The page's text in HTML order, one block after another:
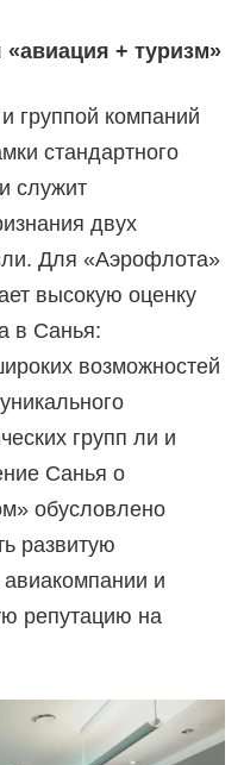
«авиация + туризм»
группой компаний
стандартного
служит
двух
Для «Аэрофлота»
высокую оценку
в Санья:
возможностей
групп ли и
Санья о
обусловлено
развитую
и
репутацию на